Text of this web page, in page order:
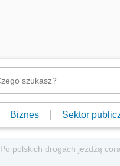
Biznes Sektor
Po polskich drogach jeżdżą